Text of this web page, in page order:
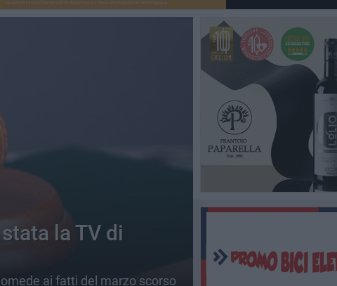
la TV di
ai fatti del marzo scorso